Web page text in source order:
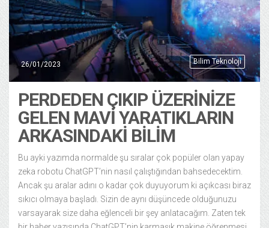
Bilim Teknoloji
26/01/2023
PERDEDEN ÇIKIP ÜZERINIZE
GELEN MAVI YARATIKLARIN
ARKASINDAKI BILIM
Bu ayki yazımda normalde şu sıralar çok popüler olan yapay
zeka robotu ChatGPT’nin nasıl çalıştığından bahsedecektim.
Ancak şu aralar adını o kadar çok duyuyorum ki açıkcası biraz
sıkıcı olmaya başladı. Sizin de aynı düşüncede olduğunuzu
varsayarak size daha eğlenceli bir şey anlatacağım. Zaten tek